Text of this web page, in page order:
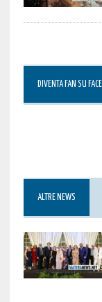
DIVENTA FAN SU
ALTRE NEWS